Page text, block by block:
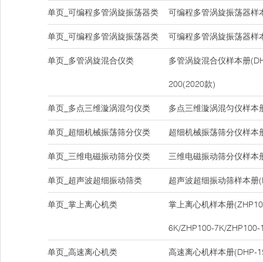
单页_可编程多管涡旋振荡器类 可编程多管涡旋振荡器样
单页_可编程多管涡旋振荡器类 可编程多管涡旋振荡器样
单页_多管涡旋混合仪类 多管涡旋混合仪样本册
200(2020款)
单页_多点三维漩涡混匀仪类 多点三维漩涡混匀仪样本
单页_超细机械振荡筛分仪类 超细机械振荡筛分仪样本
单页_三维电磁振动筛分仪类 三维电磁振动筛分仪样本
单页_超声波超细振动筛类 超声波超细振动筛样本册
单页_掌上离心机类 掌上离心机样本册
6K/ZHP100-7K/ZHP100-
单页_高速离心机类 高速离心机样本册(DHP-